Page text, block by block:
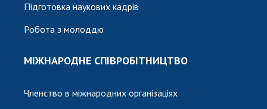
Підготовка наукових кадрів
Робота з молоддю
МІЖНАРОДНЕ СПІВРОБІТНИЦТВО
Членство в міжнародних організаціях